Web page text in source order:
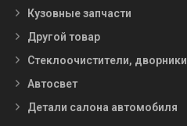
Кузовные запчасти
Другой товар
Стеклоочистители, дворники
Автосвет
Детали салона автомобиля